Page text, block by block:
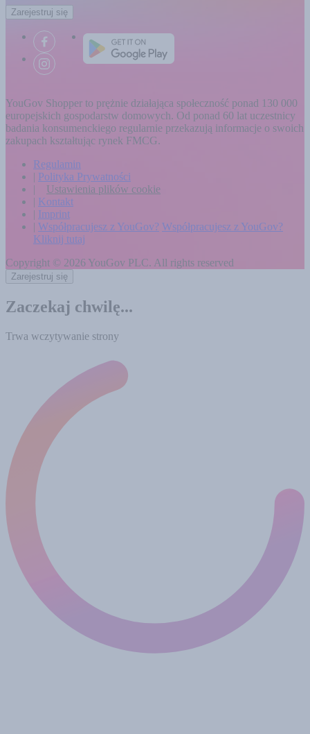
Zarejestruj się
YouGov Shopper to prężnie działająca społeczność ponad 130 000
europejskich gospodarstw domowych. Od ponad 60 lat uczestnicy
badania konsumenckiego regularnie przekazują informacje o swoich
zakupach kształtując rynek FMCG.
Regulamin
| Polityka Prywatności
|
Ustawienia plików cookie
| Kontakt
| Imprint
| Współpracujesz z YouGov? Współpracujesz z YouGov?
Kliknij tutaj
Copyright © 2026 YouGov PLC. All rights reserved
Zarejestruj się
Zaczekaj chwilę...
Trwa wczytywanie strony